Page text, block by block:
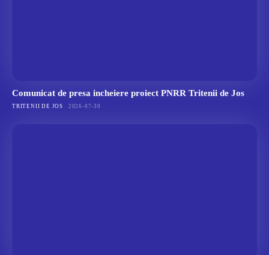
Comunicat de presa incheiere proiect PNRR Tritenii de Jos
TRITENII DE JOS 2026-07-30